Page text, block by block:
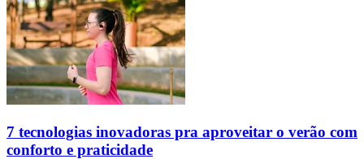
7 tecnologias inovadoras pra aproveitar o verão com
conforto e praticidade